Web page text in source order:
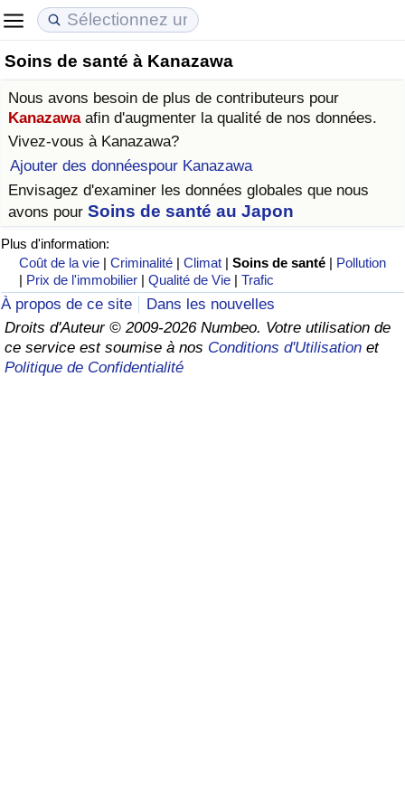
Soins de santé à Kanazawa
Nous avons besoin de plus de contributeurs pour
Kanazawaafin d'augmenter la qualité de nos données.
Vivez-vous à Kanazawa?
Ajouter des donnéespour Kanazawa
Envisagez d'examiner les données globales que nous
avons pour Soins de santé au Japon
Plus d'information:
Coût de la vie |Criminalité |Climat |Soins de santé | Pollution
| Prix de l'immobilier |Qualité de Vie |Trafic
À propos de ce site
Dans les nouvelles
Droits d'Auteur © 2009-2026 Numbeo. Votre utilisation de
ce service est soumise à nos Conditions d'Utilisation et
Politique de Confidentialité
Coût de la vie
Indice du Coût de la Vie (Actuel)
Indice du Coût de la Vie
Indice du coût de la vie par pays
à Akaba
Prix de l'immobilier
Indice des Prix de l'immobilier (Actuel)
Indice des Prix de l'immobilier
Indice des Prix de l'immobilier par Pays
Qualité de Vie
Indice de Qualité de Vie
Indice de Qualité de Vie (Actuel)
Indice de qualité de vie par pays
Criminalité
Indice de Criminalité (Actuel)
Indice de Criminalité